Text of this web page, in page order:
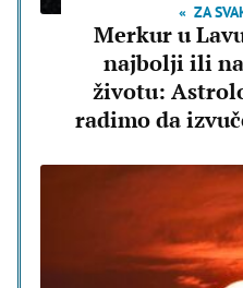
ZA
Merkur u
najbolji ili
životu:
radimo da